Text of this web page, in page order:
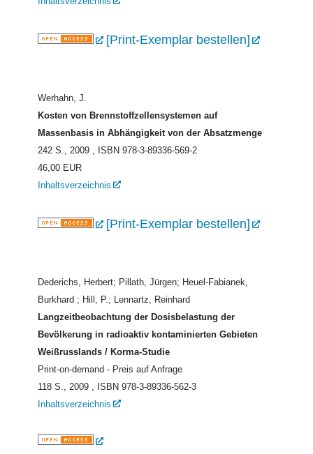
[Print-Exemplar bestellen]
Werhahn, J.
Kosten von Brennstoffzellensystemen auf
Massenbasis in Abhängigkeit von der Absatzmenge
242 S., 2009
, ISBN 978-3-89336-569-2
46,00 EUR
Inhaltsverzeichnis
[Print-Exemplar bestellen]
Dederichs, Herbert; Pillath, Jürgen; Heuel-Fabianek,
Burkhard ; Hill, P.; Lennartz, Reinhard
Langzeitbeobachtung der Dosisbelastung der
Bevölkerung in radioaktiv kontaminierten Gebieten
Weißrusslands / Korma-Studie
Print-on-demand - Preis auf Anfrage
118 S., 2009
, ISBN 978-3-89336-562-3
Inhaltsverzeichnis